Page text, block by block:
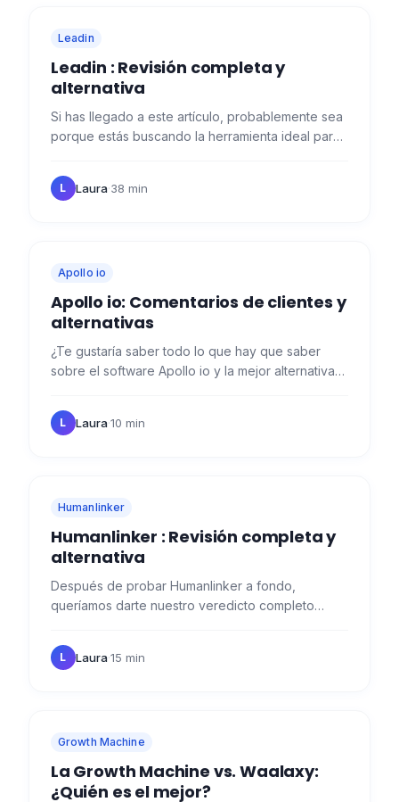
Leadin
Leadin : Revisión completa y
alternativa
Si has llegado a este artículo, probablemente sea
porque estás buscando la herramienta ideal para
email (¡o…
L Laura·38 min
Apollo io
Apollo io: Comentarios de clientes y
alternativas
¿Te gustaría saber todo lo que hay que saber
sobre el software Apollo io y la mejor alternativa?
es Apollo.io?…
L Laura·10 min
Humanlinker
Humanlinker : Revisión completa y
alternativa
Después de probar Humanlinker a fondo,
queríamos darte nuestro veredicto completo
Así sabrás si esta…
L Laura·15 min
Growth Machine
La Growth Machine vs. Waalaxy:
¿Quién es el mejor?